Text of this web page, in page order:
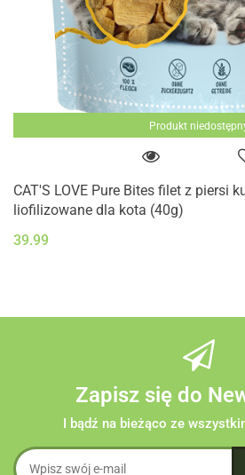
Produkt
CAT'S LOVE Pure Bites filet z piersi
liofilizowane dla kota (40g)
39.99
Zapisz się do
I bądź na bieżąco ze